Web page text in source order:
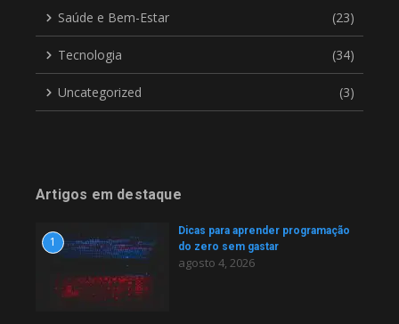
Saúde e Bem-Estar (23)
Tecnologia (34)
Uncategorized (3)
Artigos em destaque
1
Dicas para aprender programação
do zero sem gastar
agosto 4, 2026